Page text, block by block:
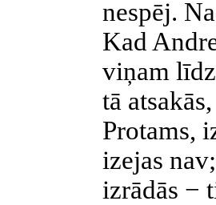
nespēj.
Kad
viņam
tā
Protams,
izejas
izrādās −